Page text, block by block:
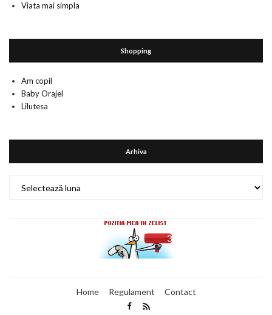
Viata mai simpla
Shopping
Am copil
Baby Orajel
Lilutesa
Arhiva
Home Regulament Contact